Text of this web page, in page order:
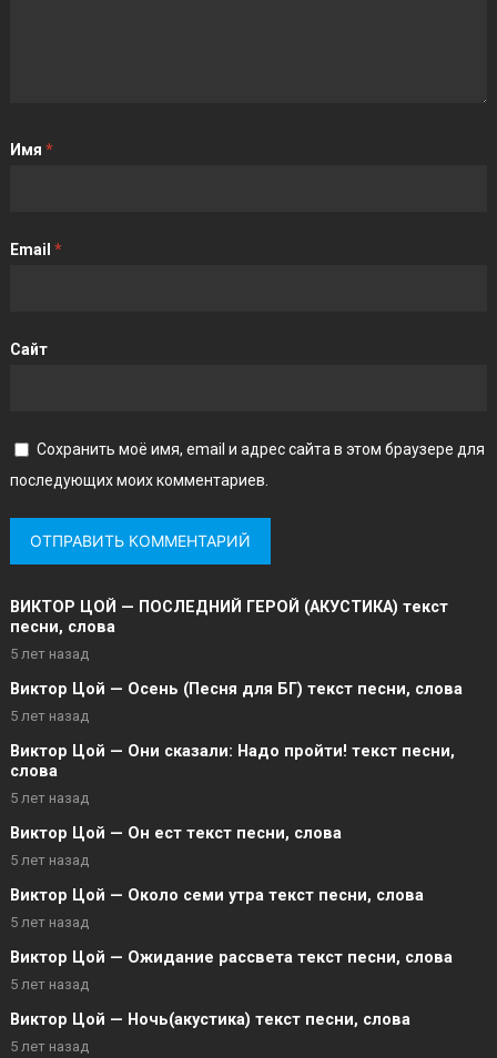
Имя *
Email *
Сайт
Сохранить моё имя, email и адрес сайта в этом браузере для
последующих моих комментариев.
ВИКТОР ЦОЙ — ПОСЛЕДНИЙ ГЕРОЙ (АКУСТИКА) текст
песни, слова
5 лет назад
Виктор Цой — Осень (Песня для БГ) текст песни, слова
5 лет назад
Виктор Цой — Они сказали: Надо пройти! текст песни,
слова
5 лет назад
Виктор Цой — Он ест текст песни, слова
5 лет назад
Виктор Цой — Около семи утра текст песни, слова
5 лет назад
Виктор Цой — Ожидание рассвета текст песни, слова
5 лет назад
Виктор Цой — Ночь(акустика) текст песни, слова
5 лет назад